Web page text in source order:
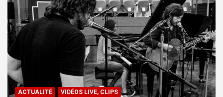
ACTUALITÉ VIDÉOS LIVE, CLIPS